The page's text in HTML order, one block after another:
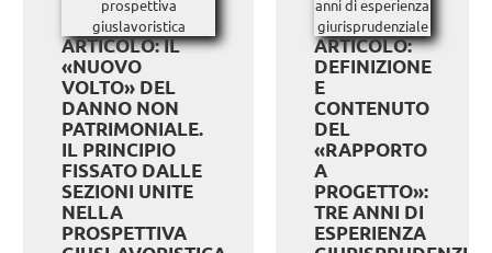
ARTICOLO: IL
«NUOVO
VOLTO» DEL
DANNO NON
PATRIMONIALE.
IL PRINCIPIO
FISSATO DALLE
SEZIONI UNITE
NELLA
PROSPETTIVA
ARTICOLO:
DEFINIZIONE
E
CONTENUTO
DEL
«RAPPORTO
A
PROGETTO»:
TRE ANNI DI
ESPERIENZA